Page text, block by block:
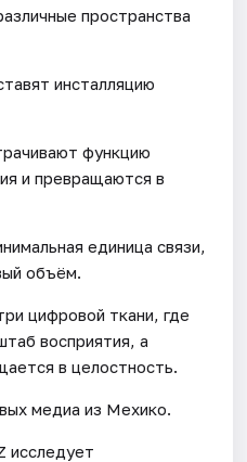
пространства
инсталляцию
функцию
и превращаются в
единица связи,
объём.
цифровой ткани, где
восприятия, а
в целостность.
медиа из Мехико.
исследует